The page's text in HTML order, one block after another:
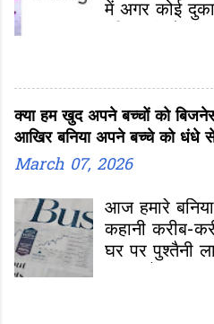
में अगर कोई
गहना हो या
तस्वीर बदल
छोड़कर नौकरी
क्या हम खुद अपने बच्चों को
आखिर बनिया अपने बच्चे को
March 07, 2026
आज हमारे
कहानी करीब-
घर पर पुश्तैनी
मील दूर